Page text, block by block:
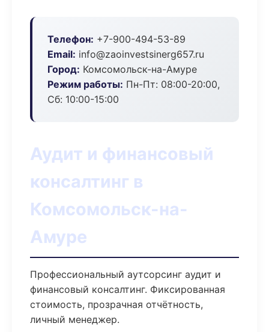
Телефон: +7-900-494-53-89
Email: info@zaoinvestsinerg657.ru
Город: Комсомольск-на-Амуре
Режим работы: Пн-Пт: 08:00-20:00,
Сб: 10:00-15:00
Аудит и финансовый
консалтинг в
Комсомольск-на-
Амуре
Профессиональный аутсорсинг аудит и
финансовый консалтинг. Фиксированная
стоимость, прозрачная отчётность,
личный менеджер.